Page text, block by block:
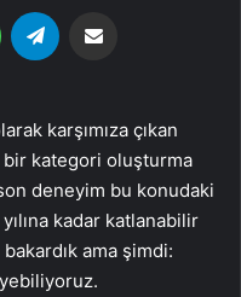
WhatsApp
karşımıza çıkan
kategori oluşturma
son deneyim bu konudaki
kadar katlanabilir
ama şimdi: